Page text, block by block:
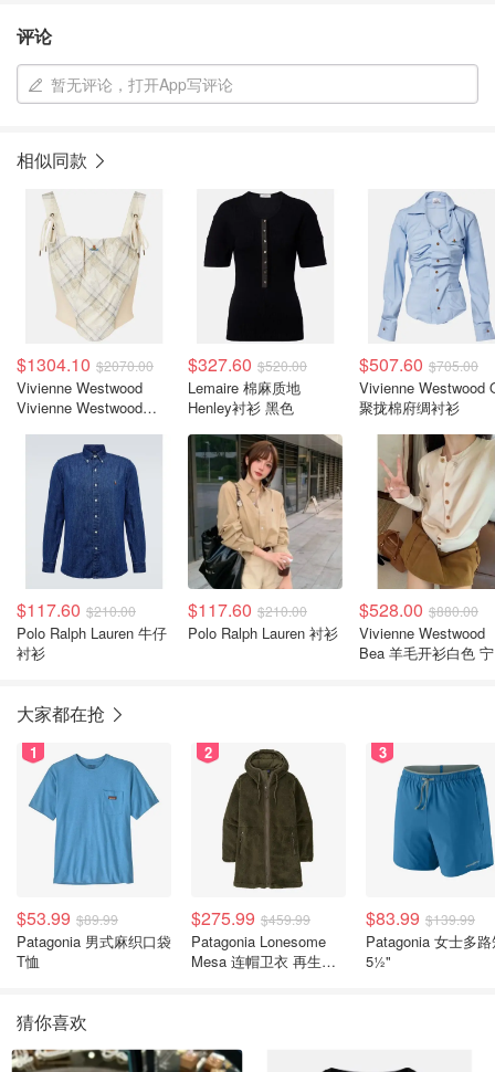
评论
暂无评论，打开App写评论
相似同款
$1304.10 $2070.00
Vivienne Westwood
Vivienne Westwood
$327.60 $520.00
Lemaire 棉麻质地
Henley衬衫 黑色
$507.60 $705.00
Vivienne Westwood
聚拢棉府绸衬衫
$117.60 $210.00
Polo Ralph Lauren 牛仔
衬衫
$117.60 $210.00
Polo Ralph Lauren 衬衫
$528.00 $880.00
Vivienne Westwood
Bea 羊毛开衫白色
大家都在抢
1
$53.99 $89.99
Patagonia 男式麻织口袋
T恤
2
$275.99 $459.99
Patagonia Lonesome
Mesa 连帽卫衣 再生聚
3
$83.99 $139.99
Patagonia 女士多
5½"
猜你喜欢